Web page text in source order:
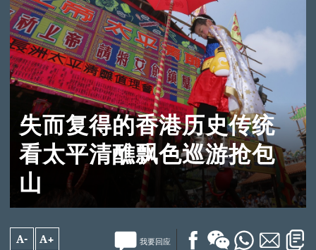
失而复得的香港历史传统
看太平清醮飘色巡游抢包
山
A- A+ 我要回应